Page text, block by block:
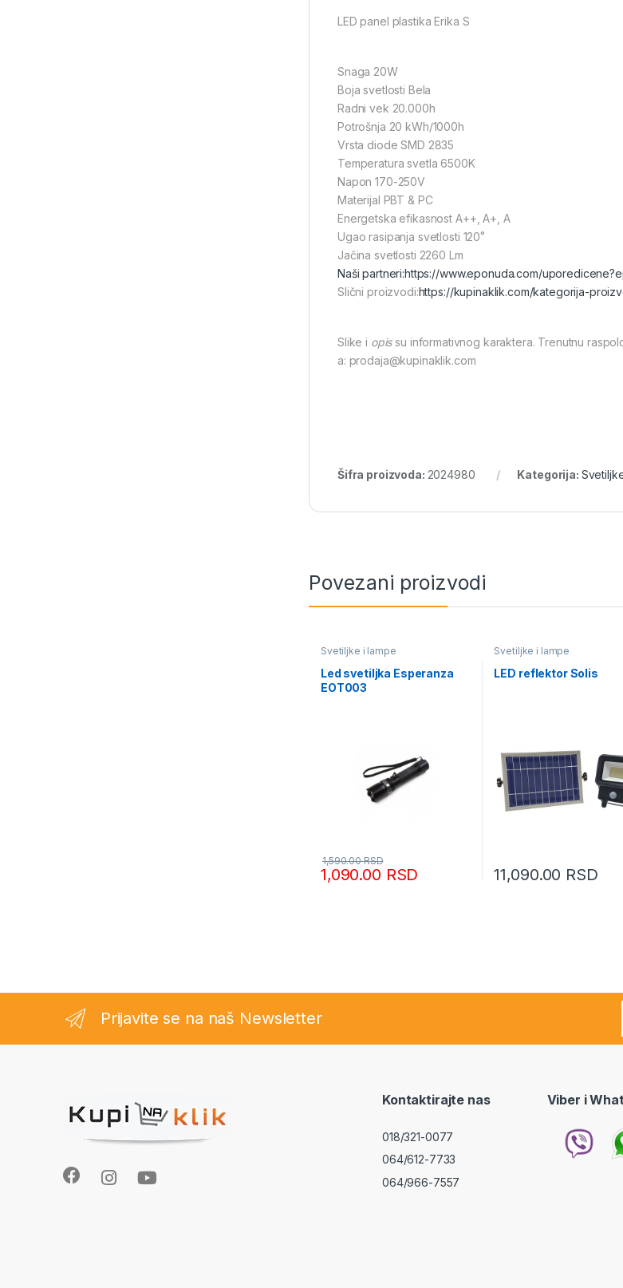
LED panel plastika Erika S
Snaga 20W
Boja svetlosti Bela
Radni vek 20.000h
Potrošnja 20 kWh/1000h
Vrsta diode SMD 2835
Temperatura svetla 6500K
Napon 170-250V
Materijal PBT & PC
Energetska efikasnost A++, A+, A
Ugao rasipanja svetlosti 120˚
Jačina svetlosti 2260 Lm
Naši partneri:https://www.eponuda.com/
Slični proizvodi:https://kupinaklik.com/kategorija-
Slike i opissu informativnog karaktera. Trenutnu
a: prodaja@kupinaklik.com
Šifra proizvoda: 2024980 Kategorija:
Povezani proizvodi
Svetiljke i lampe
Led svetiljka Esperanza
EOT003
1,090.00 RSD
1,590.00RSD
Svetiljke i lampe
LED reflektor Solis
11,090.00 RSD
Prijavite se na naš Newsletter
Kontaktirajte nas
018/321-0077
064/612-7733
064/966-7557
Viber i